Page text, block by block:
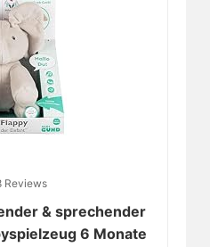
Reviews
& sprechender
6 Monate